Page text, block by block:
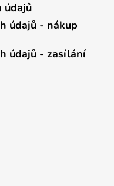
údajů
údajů - nákup
údajů - zasílání